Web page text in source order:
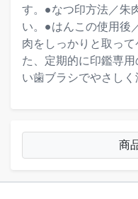
す。●なつ印方法／朱
い。●はんこの使用後
肉をしっかりと取っ
た、定期的に印鑑専
い歯ブラシでやさしく
商